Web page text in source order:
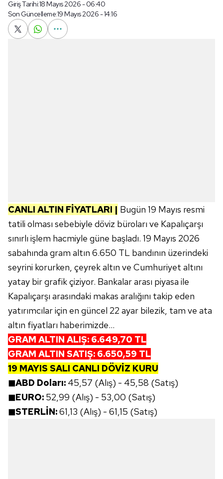
Giriş Tarihi:18 Mayıs 2026 - 06:40
Son Güncelleme:19 Mayıs 2026 - 14:16
CANLI ALTIN FİYATLARI | Bugün 19 Mayıs resmi
tatili olması sebebiyle döviz büroları ve Kapalıçarşı
sınırlı işlem hacmiyle güne başladı. 19 Mayıs 2026
sabahında gram altın 6.650 TL bandının üzerindeki
seyrini korurken, çeyrek altın ve Cumhuriyet altını
yatay bir grafik çiziyor. Bankalar arası piyasa ile
Kapalıçarşı arasındaki makas aralığını takip eden
yatırımcılar için en güncel 22 ayar bilezik, tam ve ata
altın fiyatları haberimizde...
GRAM ALTIN ALIŞ: 6.649,70 TL
GRAM ALTIN SATIŞ: 6.650,59 TL
19 MAYIS SALI CANLI DÖVİZ KURU
◼ABD Doları: 45,57 (Alış) - 45,58 (Satış)
◼EURO: 52,99 (Alış) - 53,00 (Satış)
◼STERLİN:61,13 (Alış) - 61,15 (Satış)